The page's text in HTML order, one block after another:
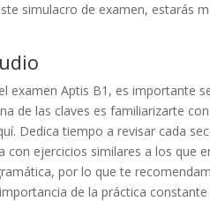
simulacro de examen, estarás
examen Aptis B1, es importante
de las claves es familiarizarte
Dedica tiempo a revisar cada
con ejercicios similares a los que
por lo que te
de la práctica